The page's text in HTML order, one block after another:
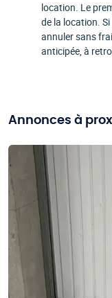
location. Le
de la location.
annuler sans
anticipée, à
Annonces à